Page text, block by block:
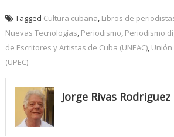
Tagged Cultura cubana, Libros de
Nuevas Tecnologías, Periodismo, Periodismo
de Escritores y Artistas de Cuba (UNEAC),
(UPEC)
Jorge Rivas Rodriguez